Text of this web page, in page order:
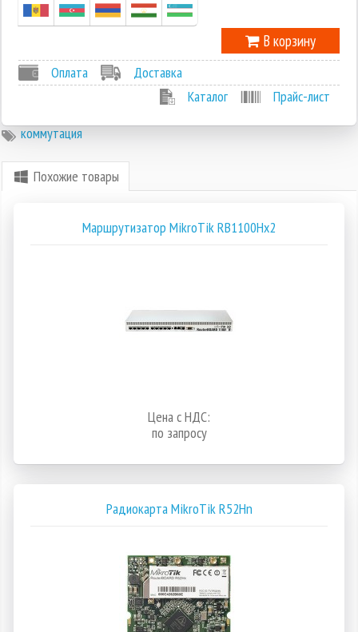
В корзину
Оплата
Доставка
Каталог
Прайс-лист
коммутация
Похожие товары
Маршрутизатор MikroTik RB1100Hx2
Цена с НДС:
по запросу
Радиокарта MikroTik R52Hn